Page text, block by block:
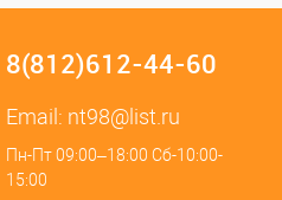
8(812)612-44-60
Email: nt98@list.ru
Пн-Пт 09:00–18:00 Сб-10:00-
15:00